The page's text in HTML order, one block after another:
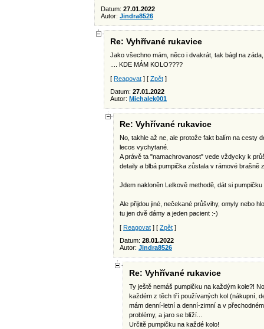
Datum: 27.01.2022
Autor: Jindra8526
Re: Vyhřívané rukavice
Jako všechno mám, něco i dvakrát, tak bágl na
.... KDE MÁM KOLO????
[ Reagovat ] [ Zpět ]
Datum: 27.01.2022
Autor: Michalek001
Re: Vyhřívané rukavice
No, takhle až ne, ale protože fakt balím na cesty
lecos vychytané.
A právě ta "namachrovanost" vede vždycky k
detaily a blbá pumpička zůstala v rámové brašně
Jdem nakloněn Lelkově methodě, dát si
Ale přijdou jiné, nečekané průšvihy, omyly nebo
tu jen dvě dámy a jeden pacient :-)
[ Reagovat ] [ Zpět ]
Datum: 28.01.2022
Autor: Jindra8526
Re: Vyhřívané rukavice
Ty ještě nemáš pumpičku na každým kole?!
každém z těch tří používaných kol (nákupní,
mám denní-letní a denní-zimní a v
problémy, a jaro se blíží...
Určitě pumpičku na každé kolo!